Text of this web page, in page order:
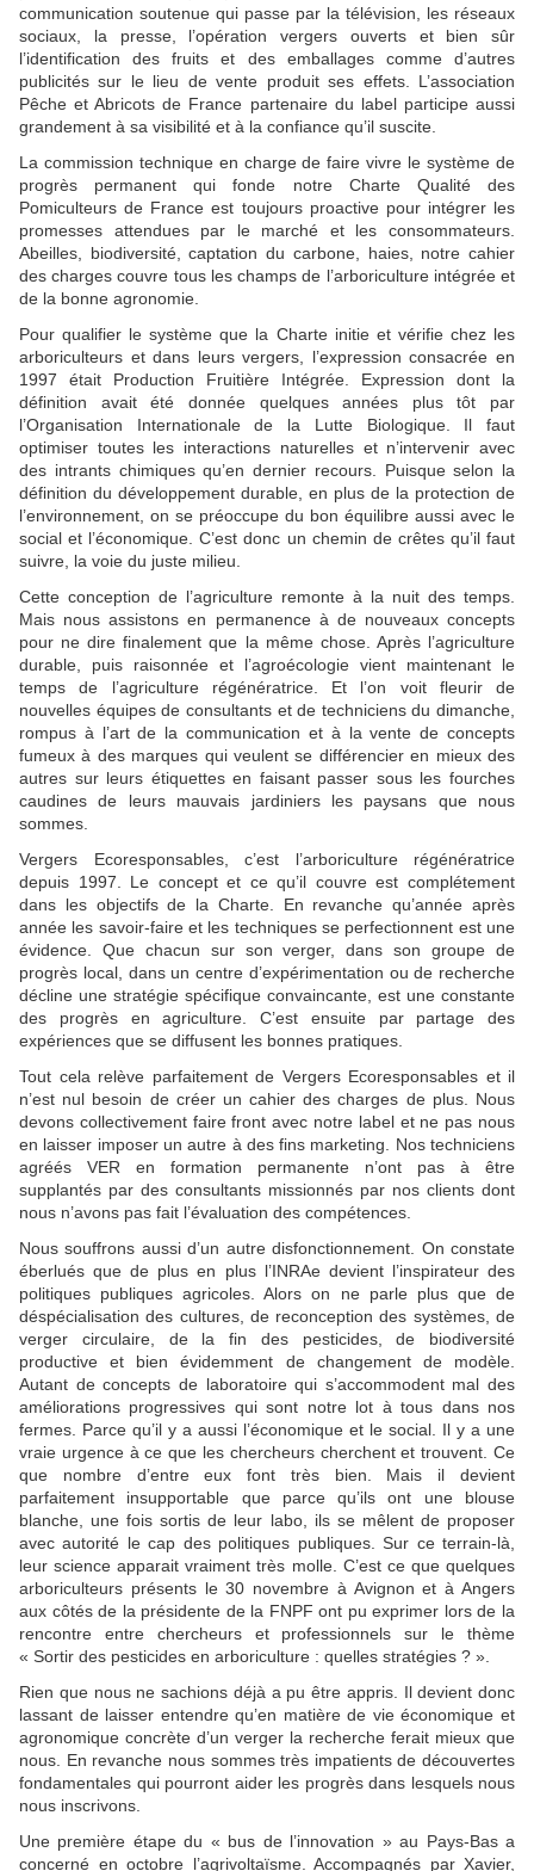
communication soutenue qui passe par la télévision, les réseaux
sociaux, la presse, l’opération vergers ouverts et bien sûr
l’identification des fruits et des emballages comme d’autres
publicités sur le lieu de vente produit ses effets. L’association
Pêche et Abricots de France partenaire du label participe aussi
grandement à sa visibilité et à la confiance qu’il suscite.
La commission technique en charge de faire vivre le système de
progrès permanent qui fonde notre Charte Qualité des
Pomiculteurs de France est toujours proactive pour intégrer les
promesses attendues par le marché et les consommateurs.
Abeilles, biodiversité, captation du carbone, haies, notre cahier
des charges couvre tous les champs de l’arboriculture intégrée et
de la bonne agronomie.
Pour qualifier le système que la Charte initie et vérifie chez les
arboriculteurs et dans leurs vergers, l’expression consacrée en
1997 était Production Fruitière Intégrée. Expression dont la
définition avait été donnée quelques années plus tôt par
l’Organisation Internationale de la Lutte Biologique. Il faut
optimiser toutes les interactions naturelles et n’intervenir avec
des intrants chimiques qu’en dernier recours. Puisque selon la
définition du développement durable, en plus de la protection de
l’environnement, on se préoccupe du bon équilibre aussi avec le
social et l’économique. C’est donc un chemin de crêtes qu’il faut
suivre, la voie du juste milieu.
Cette conception de l’agriculture remonte à la nuit des temps.
Mais nous assistons en permanence à de nouveaux concepts
pour ne dire finalement que la même chose. Après l’agriculture
durable, puis raisonnée et l’agroécologie vient maintenant le
temps de l’agriculture régénératrice. Et l’on voit fleurir de
nouvelles équipes de consultants et de techniciens du dimanche,
rompus à l’art de la communication et à la vente de concepts
fumeux à des marques qui veulent se différencier en mieux des
autres sur leurs étiquettes en faisant passer sous les fourches
caudines de leurs mauvais jardiniers les paysans que nous
sommes.
Vergers Ecoresponsables, c’est l’arboriculture régénératrice
depuis 1997. Le concept et ce qu’il couvre est complétement
dans les objectifs de la Charte. En revanche qu’année après
année les savoir-faire et les techniques se perfectionnent est une
évidence. Que chacun sur son verger, dans son groupe de
progrès local, dans un centre d’expérimentation ou de recherche
décline une stratégie spécifique convaincante, est une constante
des progrès en agriculture. C’est ensuite par partage des
expériences que se diffusent les bonnes pratiques.
Tout cela relève parfaitement de Vergers Ecoresponsables et il
n’est nul besoin de créer un cahier des charges de plus. Nous
devons collectivement faire front avec notre label et ne pas nous
en laisser imposer un autre à des fins marketing. Nos techniciens
agréés VER en formation permanente n’ont pas à être
supplantés par des consultants missionnés par nos clients dont
nous n’avons pas fait l’évaluation des compétences.
Nous souffrons aussi d’un autre disfonctionnement. On constate
éberlués que de plus en plus l’INRAe devient l’inspirateur des
politiques publiques agricoles. Alors on ne parle plus que de
déspécialisation des cultures, de reconception des systèmes, de
verger circulaire, de la fin des pesticides, de biodiversité
productive et bien évidemment de changement de modèle.
Autant de concepts de laboratoire qui s’accommodent mal des
améliorations progressives qui sont notre lot à tous dans nos
fermes. Parce qu’il y a aussi l’économique et le social. Il y a une
vraie urgence à ce que les chercheurs cherchent et trouvent. Ce
que nombre d’entre eux font très bien. Mais il devient
parfaitement insupportable que parce qu’ils ont une blouse
blanche, une fois sortis de leur labo, ils se mêlent de proposer
avec autorité le cap des politiques publiques. Sur ce terrain-là,
leur science apparait vraiment très molle. C’est ce que quelques
arboriculteurs présents le 30 novembre à Avignon et à Angers
aux côtés de la présidente de la FNPF ont pu exprimer lors de la
rencontre entre chercheurs et professionnels sur le thème
« Sortir des pesticides en arboriculture : quelles stratégies ? ».
Rien que nous ne sachions déjà a pu être appris. Il devient donc
lassant de laisser entendre qu’en matière de vie économique et
agronomique concrète d’un verger la recherche ferait mieux que
nous. En revanche nous sommes très impatients de découvertes
fondamentales qui pourront aider les progrès dans lesquels nous
nous inscrivons.
Une première étape du « bus de l’innovation » au Pays-Bas a
concerné en octobre l’agrivoltaïsme. Accompagnés par Xavier,